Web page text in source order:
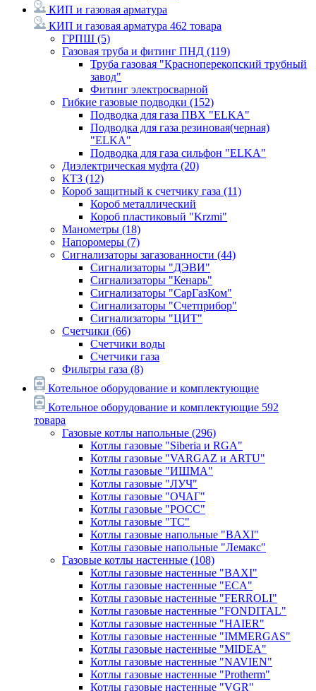
КИП и газовая арматура
КИП и газовая арматура 462 товара
ГРПШ (5)
Газовая труба и фитинг ПНД (119)
Труба газовая "Красноперекопский трубный
завод"
Фитинг электросварной
Гибкие газовые подводки (152)
Подводка для газа ПВХ "ELKA"
Подводка для газа резиновая(черная)
"ELKA"
Подводка для газа сильфон "ELKA"
Диэлектрическая муфта (20)
КТЗ (12)
Короб защитный к счетчику газа (11)
Короб металлический
Короб пластиковый "Krzmi"
Манометры (18)
Напоромеры (7)
Сигнализаторы загазованности (44)
Сигнализаторы "ДЭВИ"
Сигнализаторы "Кенарь"
Сигнализаторы "СарГазКом"
Сигнализаторы "Счетприбор"
Сигнализаторы "ЦИТ"
Счетчики (66)
Счетчики воды
Счетчики газа
Фильтры газа (8)
Котельное оборудование и комплектующие
Котельное оборудование и комплектующие 592
товара
Газовые котлы напольные (296)
Котлы газовые "Siberia и RGA"
Котлы газовые "VARGAZ и ARTU"
Котлы газовые "ИШМА"
Котлы газовые "ЛУЧ"
Котлы газовые "ОЧАГ"
Котлы газовые "РОСС"
Котлы газовые "ТС"
Котлы газовые напольные "BAXI"
Котлы газовые напольные "Лемакс"
Газовые котлы настенные (108)
Котлы газовые настенные "BAXI"
Котлы газовые настенные "ECA"
Котлы газовые настенные "FERROLI"
Котлы газовые настенные "FONDITAL"
Котлы газовые настенные "HAIER"
Котлы газовые настенные "IMMERGAS"
Котлы газовые настенные "MIDEA"
Котлы газовые настенные "NAVIEN"
Котлы газовые настенные "Protherm"
Котлы газовые настенные "VGR"